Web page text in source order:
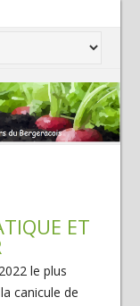
ET
le plus
canicule de